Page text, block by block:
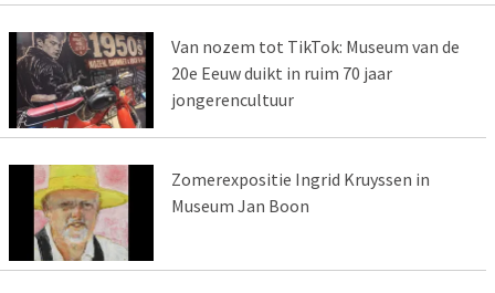
Van nozem tot TikTok: Museum van de
20e Eeuw duikt in ruim 70 jaar
jongerencultuur
Zomerexpositie Ingrid Kruyssen in
Museum Jan Boon